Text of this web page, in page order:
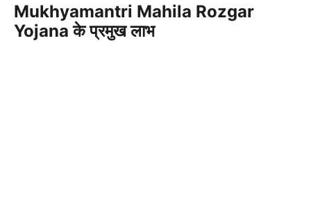
Mukhyamantri Mahila Rozgar
Yojana के प्रमुख लाभ